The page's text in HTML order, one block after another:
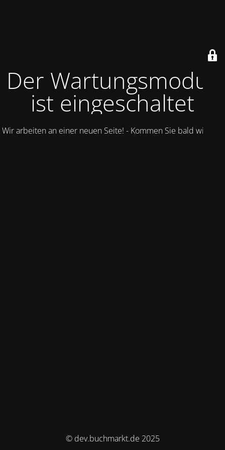
Der Wartungsmodus
ist eingeschaltet
Wir arbeiten an einer neuen Seite! - Kommen Sie bald wieder.
© dev.buchmarkt.de 2025